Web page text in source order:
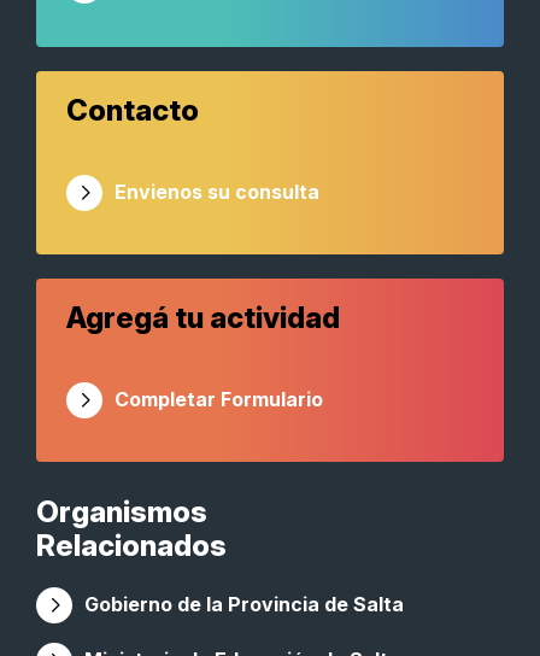
Organismos
Relacionados
Gobierno de la Provincia de Salta
Contacto
Envienos su consulta
Agregá tu actividad
Completar Formulario